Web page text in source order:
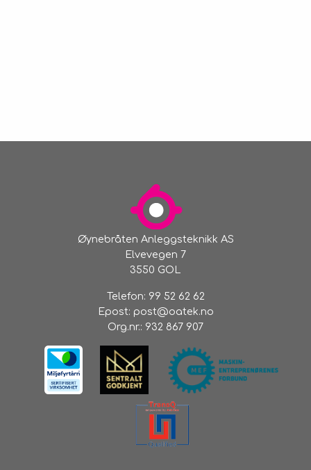
Øynebråten Anleggsteknikk AS
Elvevegen 7
3550 GOL
Telefon: 99 52 62 62
Epost: post@oatek.no
Org.nr.: 932 867 907